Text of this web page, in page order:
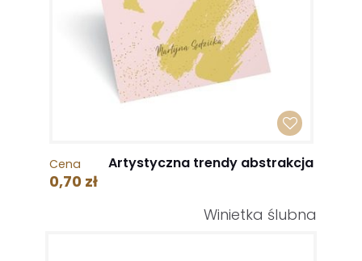
Cena
0,70 zł
Artystyczna trendy abstrakcja
Winietka ślubna